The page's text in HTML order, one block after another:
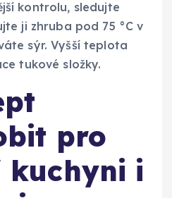
kontrolu, sledujte
ji zhruba pod 75 °C v
sýr. Vyšší teplota
tukové složky.
pro
kuchyni i